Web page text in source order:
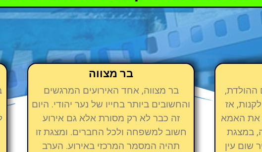
ההולדת,
אז
את האמא
במצגת
עין
בר מצווה
בר מצווה, אחד האירועים המרגשים
והחשובים ביותר בחייו של נער יהודי. היום
זה כבר לא רק מסורת אלא גם אירוע
חשוב למשפחה ולכל החברים. ומצגת זו
תהיה המסמר המרכזי באירוע. הערב